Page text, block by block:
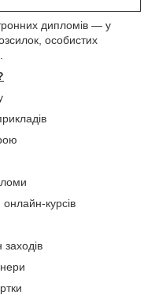
дипломів — у
особистих
курсів